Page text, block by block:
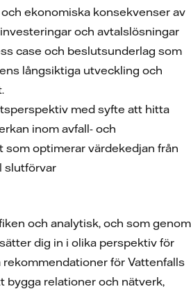
ekonomiska konsekvenser av
och avtalslösningar
case och beslutsunderlag som
långsiktiga utveckling och
med syfte att hitta
inom avfall- och
som optimerar värdekedjan från
slutförvar
och analytisk, och som genom
dig in i olika perspektiv för
rekommendationer för Vattenfalls
bygga relationer och nätverk,